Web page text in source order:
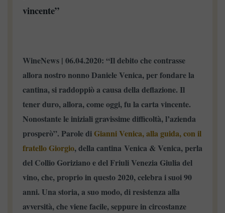
vincente”
WineNews | 06.04.2020: “Il debito che contrasse
allora nostro nonno Daniele Venica, per fondare la
cantina, si raddoppiò a causa della deflazione. Il
tener duro, allora, come oggi, fu la carta vincente.
Nonostante le iniziali gravissime difficoltà, l’azienda
prosperò”. Parole diGianni Venica, alla guida, con il
fratello Giorgio, della cantina Venica & Venica, perla
del Collio Goriziano e del Friuli Venezia Giulia del
vino, che, proprio in questo 2020, celebra i suoi 90
anni. Una storia, a suo modo, di resistenza alla
avversità, che viene facile, seppure in circostanze